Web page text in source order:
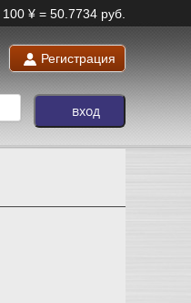
100 ¥ = 50.7734 руб.
Регистрация